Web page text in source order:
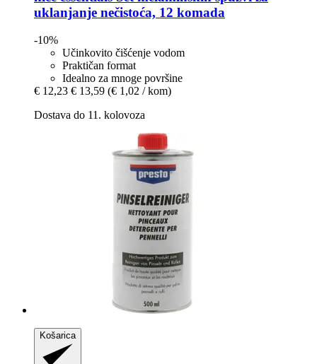
uklanjanje nečistoća, 12 komada
-10%
Učinkovito čišćenje vodom
Praktičan format
Idealno za mnoge površine
€ 12,23 € 13,59 (€ 1,02 / kom)
Dostava do 11. kolovoza
Košarica